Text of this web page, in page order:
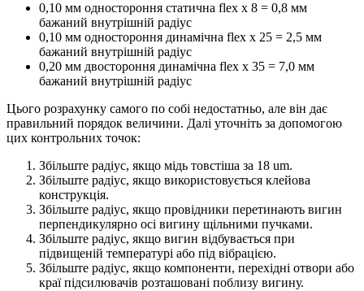
0,10 мм одностороння статична flex x 8 = 0,8 мм
бажаний внутрішній радіус
0,10 мм одностороння динамічна flex x 25 = 2,5 мм
бажаний внутрішній радіус
0,20 мм двостороння динамічна flex x 35 = 7,0 мм
бажаний внутрішній радіус
Цього розрахунку самого по собі недостатньо, але він дає
правильний порядок величини. Далі уточніть за допомогою
цих контрольних точок:
Збільште радіус, якщо мідь товстіша за 18 um.
Збільште радіус, якщо використовується клейова
конструкція.
Збільште радіус, якщо провідники перетинають вигин
перпендикулярно осі вигину щільними пучками.
Збільште радіус, якщо вигин відбувається при
підвищеній температурі або під вібрацією.
Збільште радіус, якщо компоненти, перехідні отвори або
краї підсилювачів розташовані поблизу вигину.